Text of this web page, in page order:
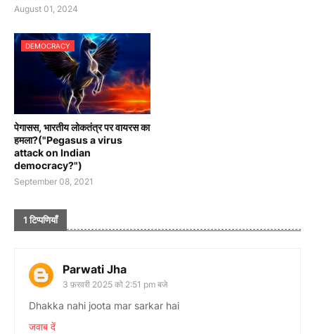
August 01, 2024
DEMOCRACY
पेगासस, भारतीय लोकतंत्र पर वायरस का
हमला?("Pegasus a virus
attack on Indian
democracy?")
September 08, 2021
1 टिप्पणियाँ
Parwati Jha
3 फ़रवरी 2025 को 2:51 pm बजे
Dhakka nahi joota mar sarkar hai
जवाब दें